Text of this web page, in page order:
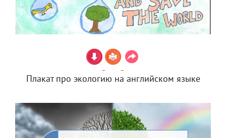
Плакат про экологию на английском языке